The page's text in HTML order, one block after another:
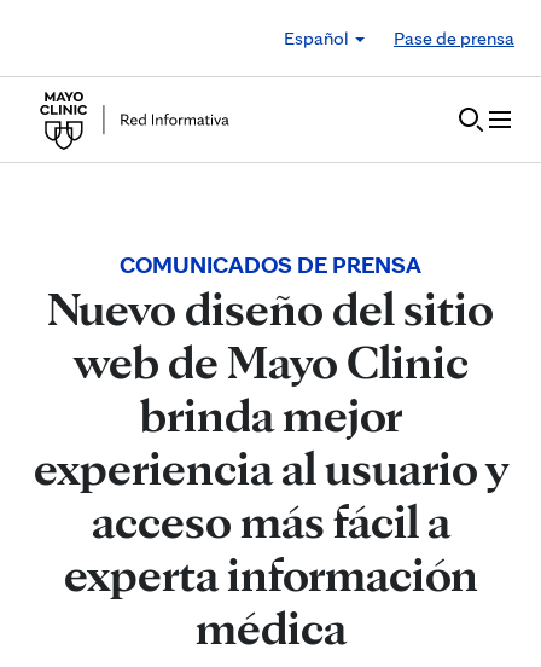
Español
Pase de prensa
COMUNICADOS DE PRENSA
Nuevo diseño del sitio
web de Mayo Clinic
brinda mejor
experiencia al usuario y
acceso más fácil a
experta información
médica